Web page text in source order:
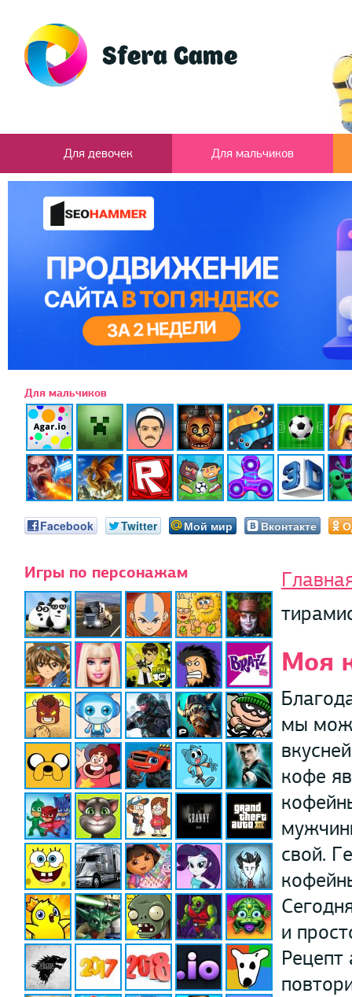
Для девочек Для мальчиков
Для мальчиков
Facebook Twitter Мой мир Вконтакте
Игры по персонажам
Моя
мы
кофе
свой.
и